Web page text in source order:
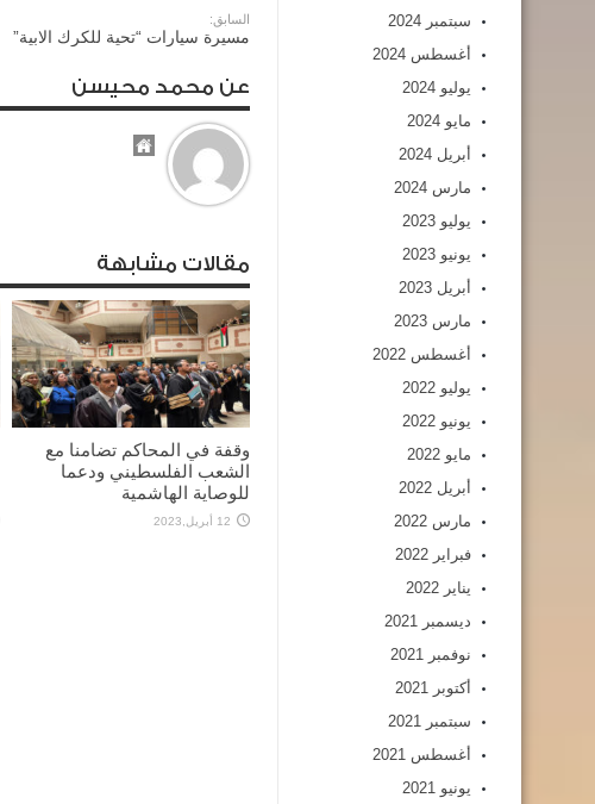
السابق:
مسيرة سيارات “تحية للكرك الابية”
عن محمد محيسن
مقالات مشابهة
وقفة في المحاكم تضامنا مع
الشعب الفلسطيني ودعما
للوصاية الهاشمية
12 أبريل,2023
سبتمبر 2024
أغسطس 2024
يوليو 2024
مايو 2024
أبريل 2024
مارس 2024
يوليو 2023
يونيو 2023
أبريل 2023
مارس 2023
أغسطس 2022
يوليو 2022
يونيو 2022
مايو 2022
أبريل 2022
مارس 2022
فبراير 2022
يناير 2022
ديسمبر 2021
نوفمبر 2021
أكتوبر 2021
سبتمبر 2021
أغسطس 2021
يونيو 2021